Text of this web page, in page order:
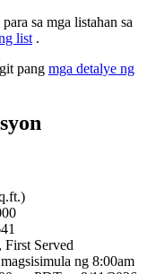
sa mga listahan sa
list .
pang mga detalye ng
First Served
magsisimula ng 8:00am